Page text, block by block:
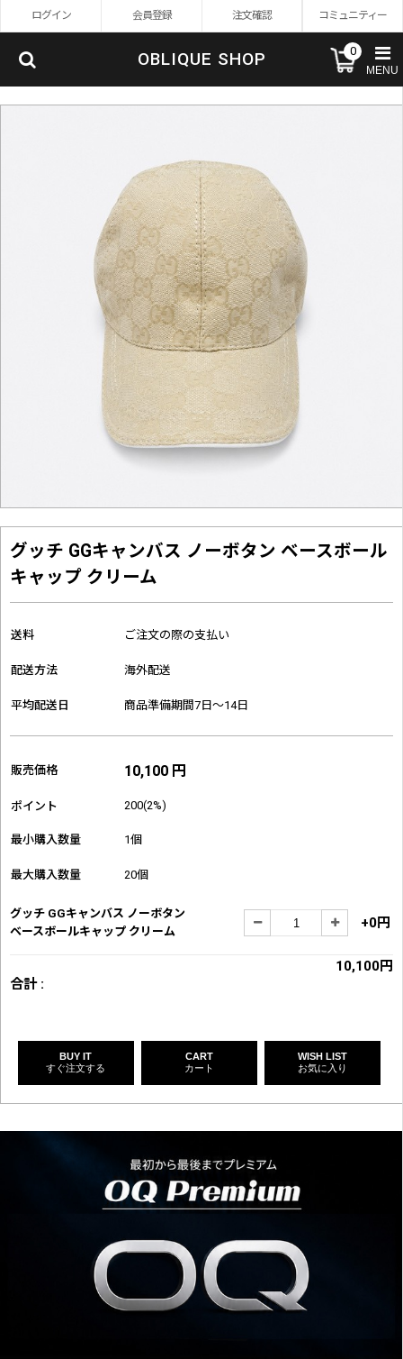
ログイン 会員登録 注文確認 コミュニティー
OBLIQUE SHOP 0
MENU
グッチ GGキャンバス ノーボタン ベースボール
キャップ クリーム
送料 ご注文の際の支払い
配送方法 海外配送
平均配送日 商品準備期間7日～14日
販売価格 10,100 円
ポイント 200(2%)
最小購入数量 1個
最大購入数量 20個
グッチ GGキャンバス ノーボタン
ベースボールキャップ クリーム
+0円
合計 :
10,100円
BUY IT
すぐ注文する
CART
カート
WISH LIST
お気に入り